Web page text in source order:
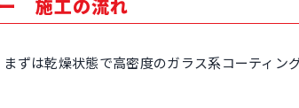
施工の流れ
ずは乾燥状態で高密度のガラス系コーティン